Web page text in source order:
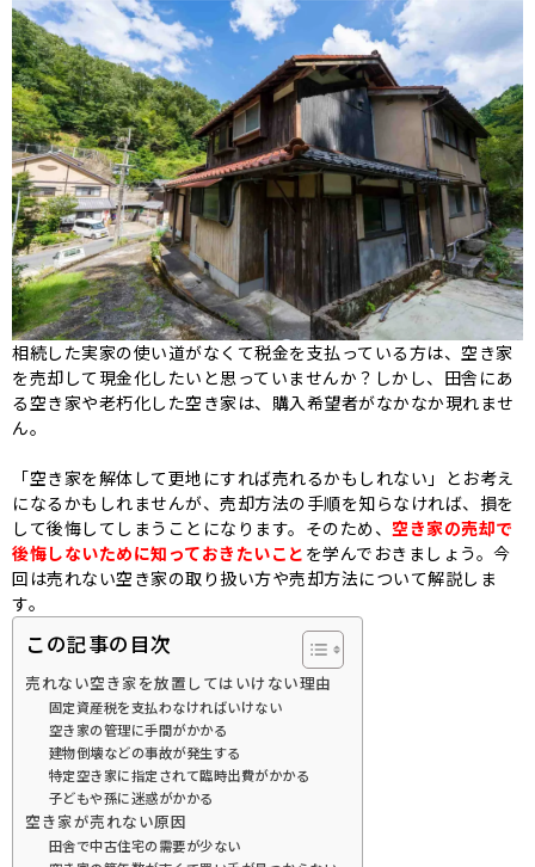
相続した実家の使い道がなくて税金を支払っている方は、空き家
を売却して現金化したいと思っていませんか？しかし、田舎にあ
る空き家や老朽化した空き家は、購入希望者がなかなか現れませ
ん。
「空き家を解体して更地にすれば売れるかもしれない」とお考え
になるかもしれませんが、売却方法の手順を知らなければ、損を
して後悔してしまうことになります。そのため、 空き家の売却で
後悔しないために知っておきたいこと を学んでおきましょう。今
回は売れない空き家の取り扱い方や売却方法について解説しま
す。
この記事の目次
売れない空き家を放置してはいけない理由
固定資産税を支払わなければいけない
空き家の管理に手間がかかる
建物倒壊などの事故が発生する
特定空き家に指定されて臨時出費がかかる
子どもや孫に迷惑がかかる
空き家が売れない原因
田舎で中古住宅の需要が少ない